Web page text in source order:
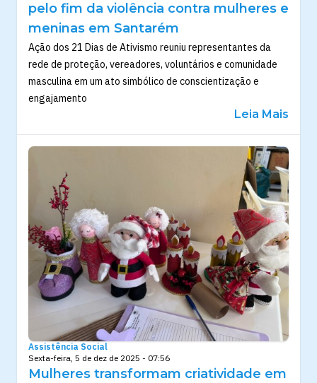
pelo fim da violência contra mulheres e
meninas em Santarém
Ação dos 21 Dias de Ativismo reuniu representantes da
rede de proteção, vereadores, voluntários e comunidade
masculina em um ato simbólico de conscientização e
engajamento
Leia Mais
Assistência Social
Sexta-feira, 5 de dez de 2025 - 07:56
Mulheres transformam criatividade em